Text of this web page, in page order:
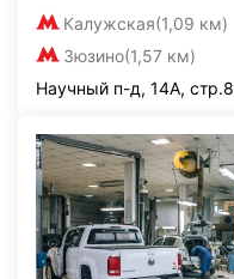
Калужская(1,09 км)
Зюзино(1,57 км)
Научный п-д, 14А, стр.8